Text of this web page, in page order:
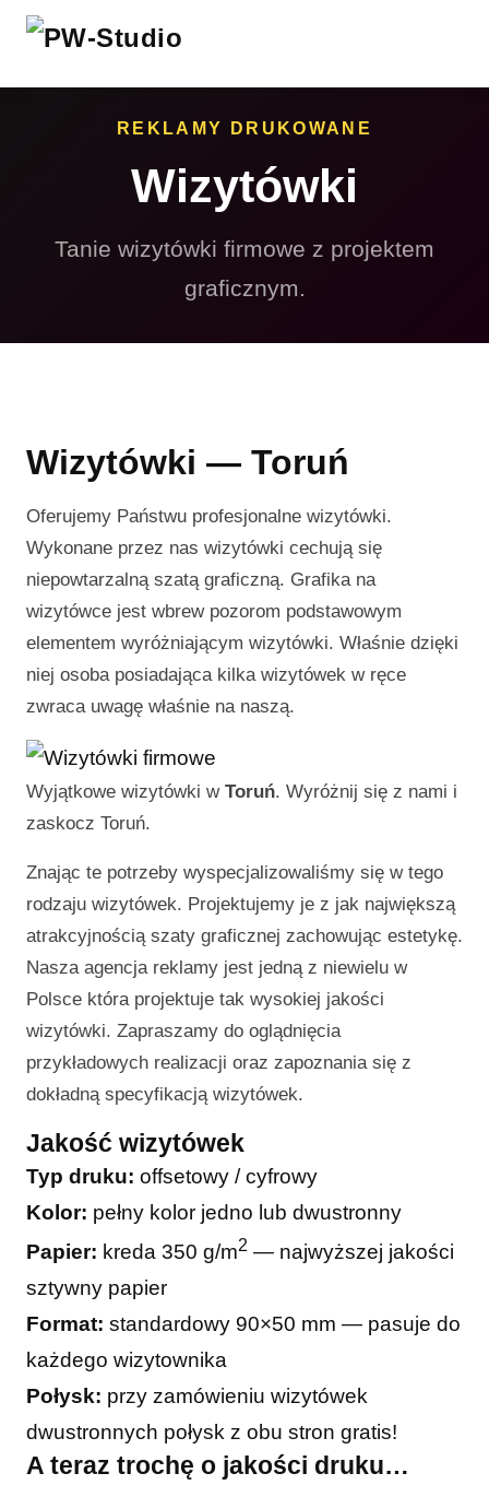
REKLAMY DRUKOWANE
Wizytówki
Tanie wizytówki firmowe z projektem
graficznym.
Wizytówki — Toruń
Oferujemy Państwu profesjonalne wizytówki.
Wykonane przez nas wizytówki cechują się
niepowtarzalną szatą graficzną. Grafika na
wizytówce jest wbrew pozorom podstawowym
elementem wyróżniającym wizytówki. Właśnie dzięki
niej osoba posiadająca kilka wizytówek w ręce
zwraca uwagę właśnie na naszą.
Wyjątkowe wizytówki w Toruń. Wyróżnij się z nami i
zaskocz Toruń.
Znając te potrzeby wyspecjalizowaliśmy się w tego
rodzaju wizytówek. Projektujemy je z jak największą
atrakcyjnością szaty graficznej zachowując estetykę.
Nasza agencja reklamy jest jedną z niewielu w
Polsce która projektuje tak wysokiej jakości
wizytówki. Zapraszamy do oglądnięcia
przykładowych realizacji oraz zapoznania się z
dokładną specyfikacją wizytówek.
Jakość wizytówek
Typ druku: offsetowy / cyfrowy
Kolor: pełny kolor jedno lub dwustronny
Papier: kreda 350 g/m2 — najwyższej jakości
sztywny papier
Format: standardowy 90×50 mm — pasuje do
każdego wizytownika
Połysk: przy zamówieniu wizytówek
dwustronnych połysk z obu stron gratis!
A teraz trochę o jakości druku…